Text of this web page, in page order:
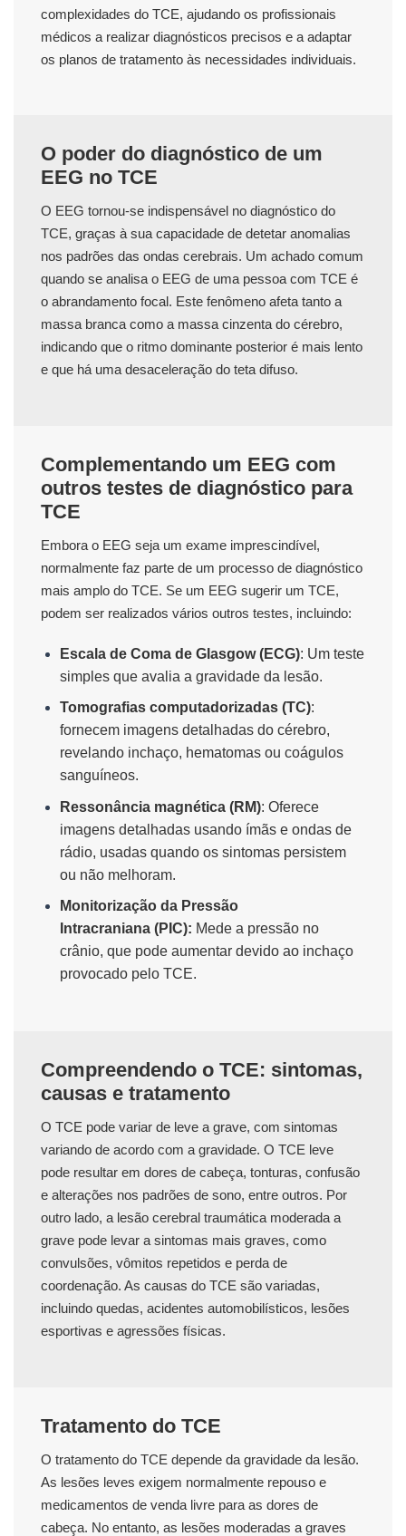
complexidades do TCE, ajudando os profissionais
médicos a realizar diagnósticos precisos e a adaptar
os planos de tratamento às necessidades individuais.
O poder do diagnóstico de um
EEG no TCE
O EEG tornou-se indispensável no diagnóstico do
TCE, graças à sua capacidade de detetar anomalias
nos padrões das ondas cerebrais. Um achado comum
quando se analisa o EEG de uma pessoa com TCE é
o abrandamento focal. Este fenômeno afeta tanto a
massa branca como a massa cinzenta do cérebro,
indicando que o ritmo dominante posterior é mais lento
e que há uma desaceleração do teta difuso.
Complementando um EEG com
outros testes de diagnóstico para
TCE
Embora o EEG seja um exame imprescindível,
normalmente faz parte de um processo de diagnóstico
mais amplo do TCE. Se um EEG sugerir um TCE,
podem ser realizados vários outros testes, incluindo:
Escala de Coma de Glasgow (ECG): Um teste
simples que avalia a gravidade da lesão.
Tomografias computadorizadas (TC):
fornecem imagens detalhadas do cérebro,
revelando inchaço, hematomas ou coágulos
sanguíneos.
Ressonância magnética (RM): Oferece
imagens detalhadas usando ímãs e ondas de
rádio, usadas quando os sintomas persistem
ou não melhoram.
Monitorização da Pressão
Intracraniana (PIC): Mede a pressão no
crânio, que pode aumentar devido ao inchaço
provocado pelo TCE.
Compreendendo o TCE: sintomas,
causas e tratamento
O TCE pode variar de leve a grave, com sintomas
variando de acordo com a gravidade. O TCE leve
pode resultar em dores de cabeça, tonturas, confusão
e alterações nos padrões de sono, entre outros. Por
outro lado, a lesão cerebral traumática moderada a
grave pode levar a sintomas mais graves, como
convulsões, vômitos repetidos e perda de
coordenação. As causas do TCE são variadas,
incluindo quedas, acidentes automobilísticos, lesões
esportivas e agressões físicas.
Tratamento do TCE
O tratamento do TCE depende da gravidade da lesão.
As lesões leves exigem normalmente repouso e
medicamentos de venda livre para as dores de
cabeça. No entanto, as lesões moderadas a graves